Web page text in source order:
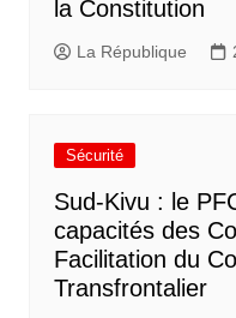
la Constitution
La République
Sécurité
Sud-Kivu : le
capacités des
Facilitation du
Transfrontalier